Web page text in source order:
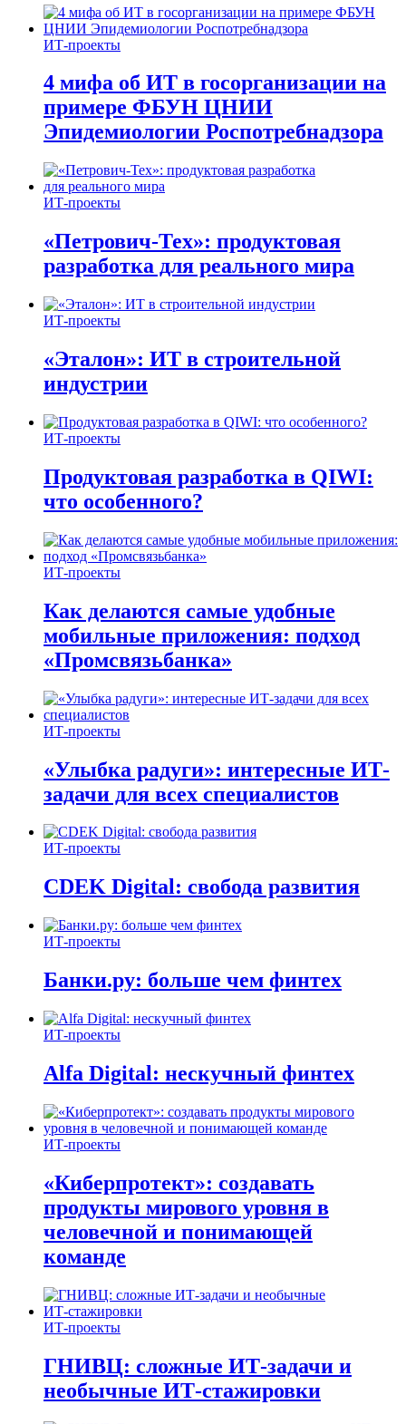
ИТ-проекты
4 мифа об ИТ в госорганизации на
примере ФБУН ЦНИИ
Эпидемиологии Роспотребнадзора
ИТ-проекты
«Петрович-Тех»: продуктовая
разработка для реального мира
ИТ-проекты
«Эталон»: ИТ в строительной
индустрии
ИТ-проекты
Продуктовая разработка в QIWI:
что особенного?
ИТ-проекты
Как делаются самые удобные
мобильные приложения: подход
«Промсвязьбанка»
ИТ-проекты
«Улыбка радуги»: интересные ИТ-
задачи для всех специалистов
ИТ-проекты
CDEK Digital: свобода развития
ИТ-проекты
Банки.ру: больше чем финтех
ИТ-проекты
Alfa Digital: нескучный финтех
ИТ-проекты
«Киберпротект»: создавать
продукты мирового уровня в
человечной и понимающей
команде
ИТ-проекты
ГНИВЦ: сложные ИТ‑задачи и
необычные ИТ‑стажировки